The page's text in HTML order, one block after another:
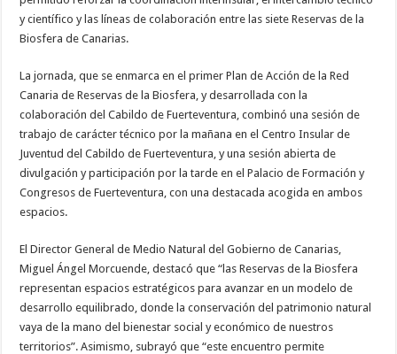
y científico y las líneas de colaboración entre las siete Reservas de la
Biosfera de Canarias.
La jornada, que se enmarca en el primer Plan de Acción de la Red
Canaria de Reservas de la Biosfera, y desarrollada con la
colaboración del Cabildo de Fuerteventura, combinó una sesión de
trabajo de carácter técnico por la mañana en el Centro Insular de
Juventud del Cabildo de Fuerteventura, y una sesión abierta de
divulgación y participación por la tarde en el Palacio de Formación y
Congresos de Fuerteventura, con una destacada acogida en ambos
espacios.
El Director General de Medio Natural del Gobierno de Canarias,
Miguel Ángel Morcuende, destacó que “las Reservas de la Biosfera
representan espacios estratégicos para avanzar en un modelo de
desarrollo equilibrado, donde la conservación del patrimonio natural
vaya de la mano del bienestar social y económico de nuestros
territorios”. Asimismo, subrayó que “este encuentro permite
necesarias
para que
funcione la
web.
Estadísticas
Para que
mejorar la
funcionalidad
y estructura
de la web, en
base a cómo
se usa la
web.
Experiencia
Para que
nuestra web
funcione lo
mejor posible
durante tu